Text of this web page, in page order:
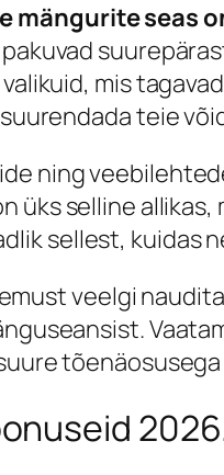
seas
mis
teie
ning
üks selline
sellest, kuidas
veelgi